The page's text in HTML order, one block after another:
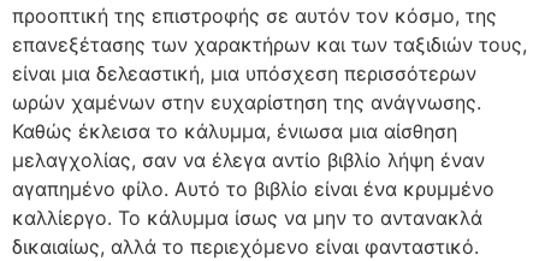
προοπτική της επιστροφής σε αυτόν τον κόσμο, της
επανεξέτασης των χαρακτήρων και των ταξιδιών τους,
είναι μια δελεαστική, μια υπόσχεση περισσότερων
ωρών χαμένων στην ευχαρίστηση της ανάγνωσης.
Καθώς έκλεισα το κάλυμμα, ένιωσα μια αίσθηση
μελαγχολίας, σαν να έλεγα αντίο βιβλίο λήψη έναν
αγαπημένο φίλο. Αυτό το βιβλίο είναι ένα κρυμμένο
καλλίεργο. Το κάλυμμα ίσως να μην το αντανακλά
δικαιαίως, αλλά το περιεχόμενο είναι φανταστικό.